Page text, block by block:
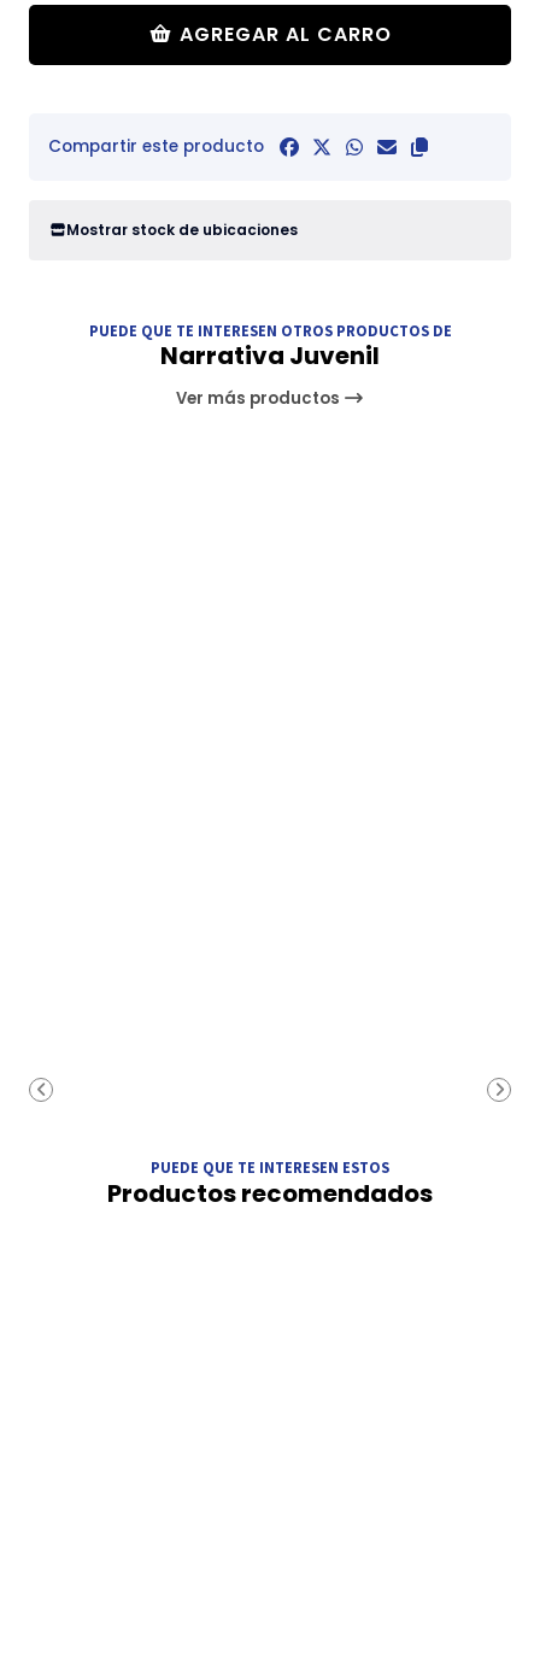
AGREGAR AL CARRO
Compartir este producto
Mostrar stock de ubicaciones
PUEDE QUE TE INTERESEN OTROS PRODUCTOS DE
Narrativa Juvenil
Ver más productos
PUEDE QUE TE INTERESEN ESTOS
Productos recomendados